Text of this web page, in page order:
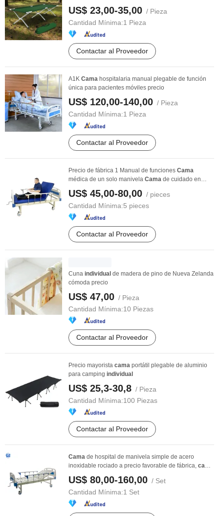
US$ 23,00-35,00 / Pieza
Cantidad Mínima:1 Pieza
Contactar al Proveedor
A1K Cama hospitalaria manual plegable de función
única para pacientes móviles precio
US$ 120,00-140,00 / Pieza
Cantidad Mínima:1 Pieza
Contactar al Proveedor
Precio de fábrica 1 Manual de funciones Cama
médica de un solo manivela Cama de cuidado en
Cama
US$ 45,00-80,00 / pieces
Cantidad Mínima:5 pieces
Contactar al Proveedor
Cuna individual de madera de pino de Nueva Zelanda
cómoda precio
US$ 47,00 / Pieza
Cantidad Mínima:10 Piezas
Contactar al Proveedor
Precio mayorista cama portátil plegable de aluminio
para camping individual
US$ 25,3-30,8 / Pieza
Cantidad Mínima:100 Piezas
Contactar al Proveedor
Cama de hospital de manivela simple de acero
inoxidable rociado a precio favorable de fábrica, cama
US$ 80,00-160,00 / Set
Cantidad Mínima:1 Set